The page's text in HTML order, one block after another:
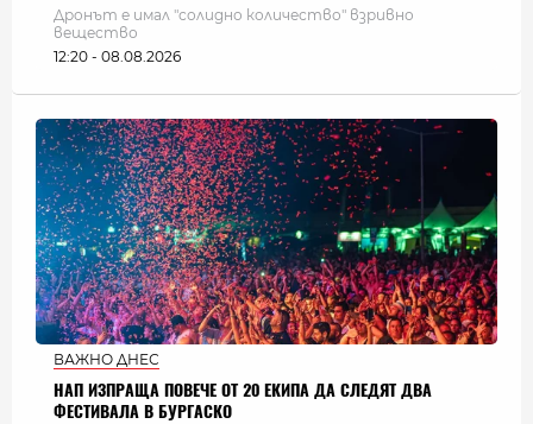
Дронът е имал "солидно количество" взривно
вещество
12:20 - 08.08.2026
ВАЖНО ДНЕС
НАП ИЗПРАЩА ПОВЕЧЕ ОТ 20 ЕКИПА ДА СЛЕДЯТ ДВА
ФЕСТИВАЛА В БУРГАСКО